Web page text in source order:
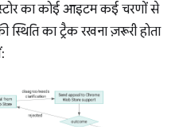
का कोई आइटम कई चरणों से
का ट्रैक रखना ज़रूरी होता